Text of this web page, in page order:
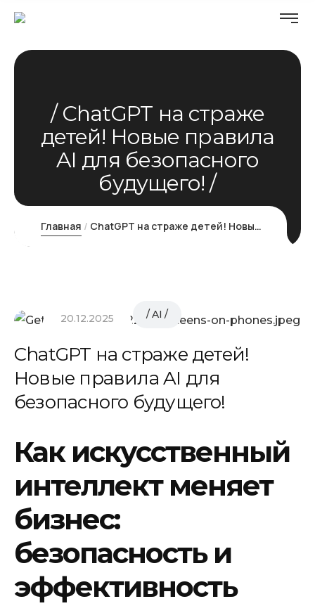
ChatGPT на страже
детей! Новые правила
AI для безопасного
будущего!
Главная ChatGPT на страже детей! Новые правила AI для безопасного будущего!
20.12.2025 AI
ChatGPT на страже детей!
Новые правила AI для
безопасного будущего!
Как искусственный
интеллект меняет
бизнес:
безопасность и
эффективность